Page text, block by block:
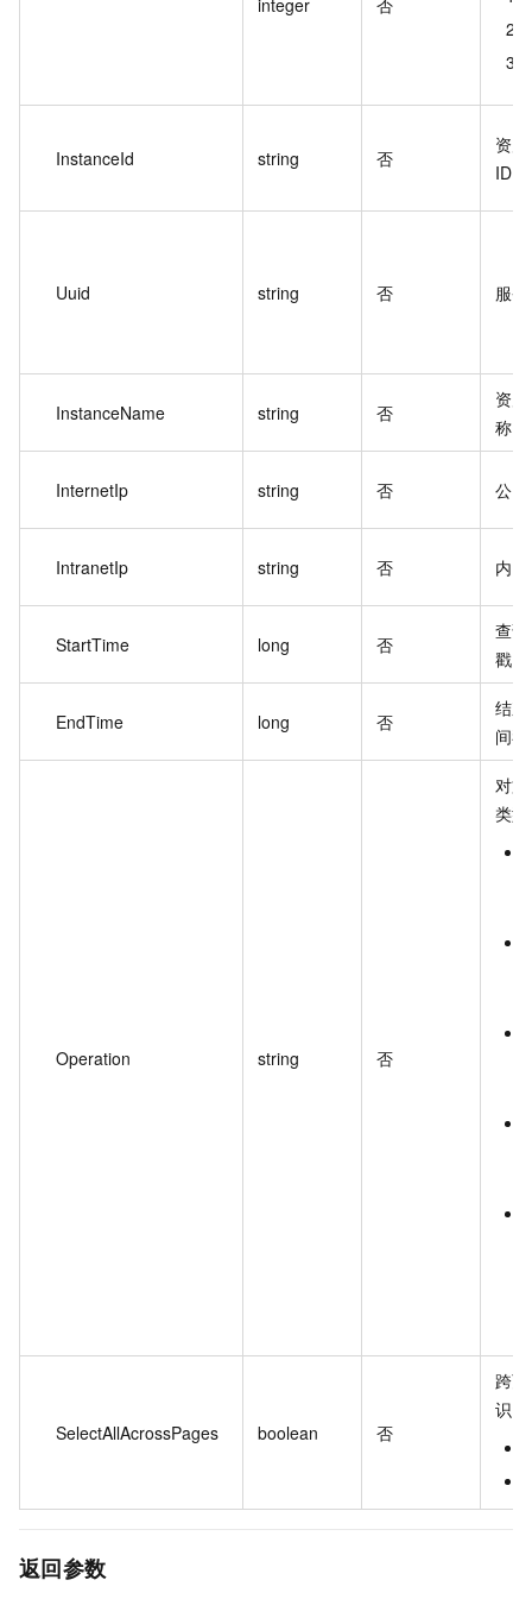
integer 否
InstanceId string 否
资
ID。
Uuid string 否 服
InstanceName string 否
资
称。
InternetIp string 否 公
IntranetIp string 否 内
StartTime long 否
查
戳。
EndTime long 否
结
间
Operation string 否
对
类
SelectAllAcrossPages boolean 否
跨
识
返回参数